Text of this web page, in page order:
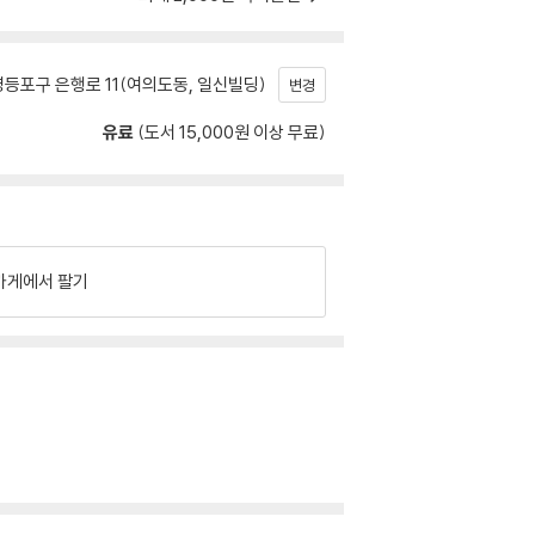
포구 은행로 11(여의도동, 일신빌딩) 변경
유료 (도서 15,000원 이상 무료)
게에서 팔기